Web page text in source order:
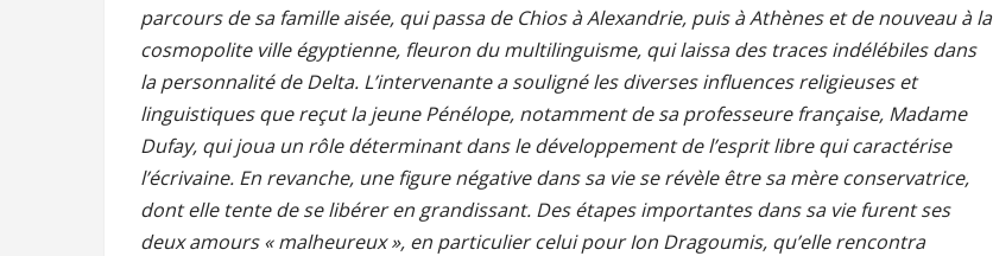
parcours de sa famille aisée, qui passa de Chios à Alexandrie, puis à Athènes et de nouveau à la
cosmopolite ville égyptienne, fleuron du multilinguisme, qui laissa des traces indélébiles dans
la personnalité de Delta. L’intervenante a souligné les diverses influences religieuses et
linguistiques que reçut la jeune Pénélope, notamment de sa professeure française, Madame
Dufay, qui joua un rôle déterminant dans le développement de l’esprit libre qui caractérise
l’écrivaine. En revanche, une figure négative dans sa vie se révèle être sa mère conservatrice,
dont elle tente de se libérer en grandissant. Des étapes importantes dans sa vie furent ses
deux amours « malheureux », en particulier celui pour Ion Dragoumis, qu’elle rencontra